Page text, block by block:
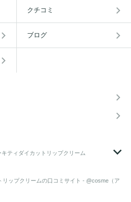
クチコミ
ブログ
ティダイカットリップクリーム
ップクリームの口コミサイト - @cosme（ア